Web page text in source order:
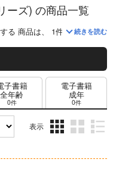
ーズ) の商品一覧
る 商品は、 1件お取り扱い
続きを読む
子書籍
全年齢
0件
電子書籍
成年
0件
表示
ム
ム
ム